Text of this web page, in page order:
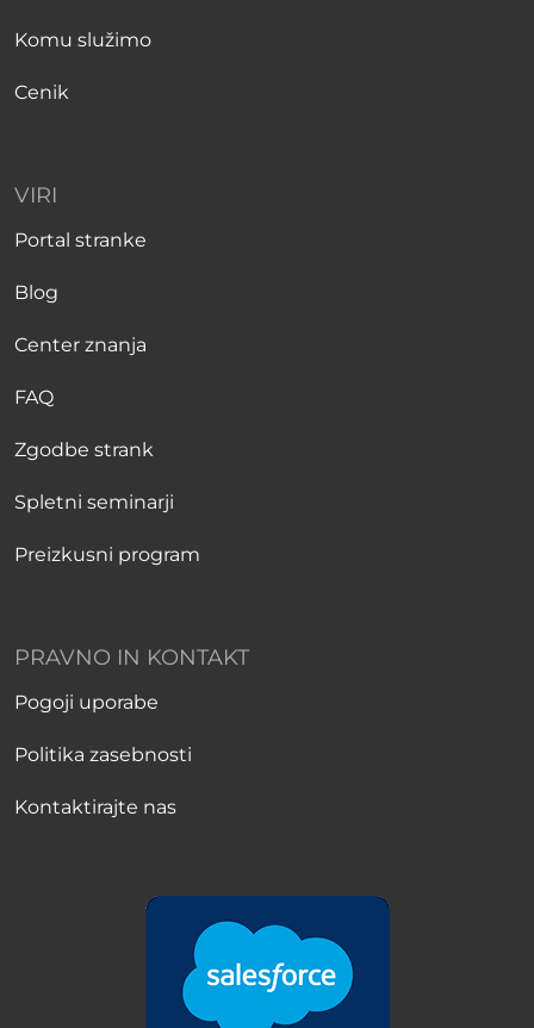
Komu služimo
Cenik
VIRI
Portal stranke
Blog
Center znanja
FAQ
Zgodbe strank
Spletni seminarji
Preizkusni program
PRAVNO IN KONTAKT
Pogoji uporabe
Politika zasebnosti
Kontaktirajte nas